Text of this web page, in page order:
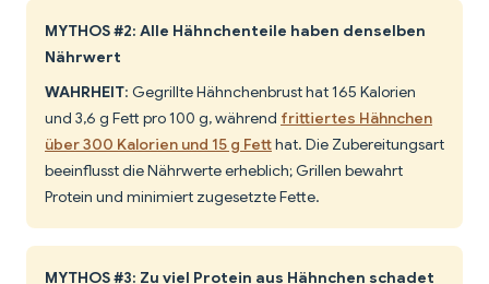
MYTHOS #2: Alle Hähnchenteile haben denselben
Nährwert
WAHRHEIT: Gegrillte Hähnchenbrust hat 165 Kalorien
und 3,6 g Fett pro 100 g, während frittiertes Hähnchen
über 300 Kalorien und 15 g Fetthat. Die Zubereitungsart
beeinflusst die Nährwerte erheblich; Grillen bewahrt
Protein und minimiert zugesetzte Fette.
MYTHOS #3: Zu viel Protein aus Hähnchen schadet